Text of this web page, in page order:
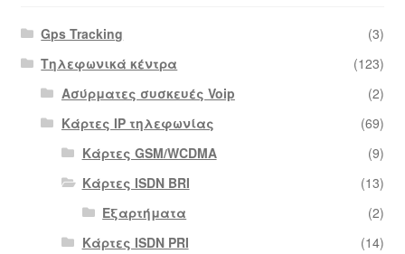
Gps Tracking
(3)
Τηλεφωνικά κέντρα
(123)
Ασύρματες συσκευές Voip
(2)
Κάρτες IP τηλεφωνίας
(69)
Κάρτες GSM/WCDMA
(9)
Κάρτες ISDN BRI
(13)
Εξαρτήματα
(2)
Κάρτες ISDN PRI
(14)